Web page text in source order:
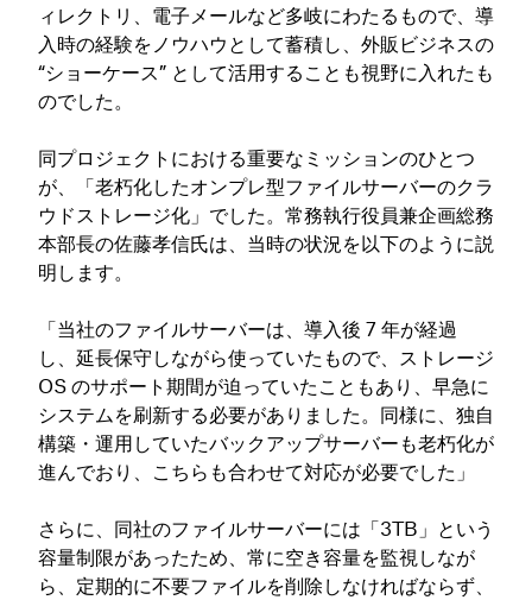
ィレクトリ、電子メールなど多岐にわたるもので、導
入時の経験をノウハウとして蓄積し、外販ビジネスの
“ショーケース” として活用することも視野に入れたも
のでした。
同プロジェクトにおける重要なミッションのひとつ
が、「老朽化したオンプレ型ファイルサーバーのクラ
ウドストレージ化」でした。常務執行役員兼企画総務
本部長の佐藤孝信氏は、当時の状況を以下のように説
明します。
「当社のファイルサーバーは、導入後 7 年が経過
し、延長保守しながら使っていたもので、ストレージ
OS のサポート期間が迫っていたこともあり、早急に
システムを刷新する必要がありました。同様に、独自
構築・運用していたバックアップサーバーも老朽化が
進んでおり、こちらも合わせて対応が必要でした」
さらに、同社のファイルサーバーには「3TB」という
容量制限があったため、常に空き容量を監視しなが
ら、定期的に不要ファイルを削除しなければならず、